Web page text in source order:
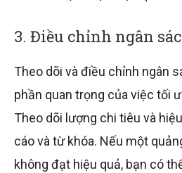
3. Điều chỉnh ngân
Theo dõi và điều chỉnh ngân
phần quan trọng của việc tối
Theo dõi lượng chi tiêu và
cáo và từ khóa. Nếu một
không đạt hiệu quả, bạn có